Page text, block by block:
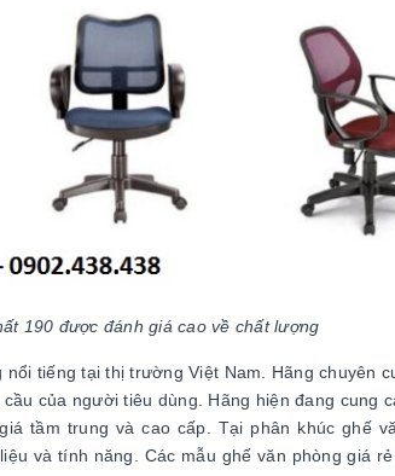
190 được đánh giá cao về chất lượng
tiếng tại thị trường Việt Nam. Hãng chuyên
của người tiêu dùng. Hãng hiện đang cung
tầm trung và cao cấp. Tại phân khúc ghế
và tính năng. Các mẫu ghế văn phòng giá